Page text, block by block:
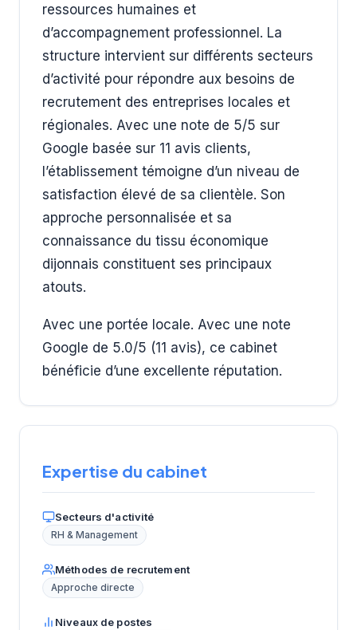
ressources humaines et
d’accompagnement professionnel. La
structure intervient sur différents secteurs
d’activité pour répondre aux besoins de
recrutement des entreprises locales et
régionales. Avec une note de 5/5 sur
Google basée sur 11 avis clients,
l’établissement témoigne d’un niveau de
satisfaction élevé de sa clientèle. Son
approche personnalisée et sa
connaissance du tissu économique
dijonnais constituent ses principaux
atouts.
Avec une portée locale. Avec une note
Google de 5.0/5 (11 avis), ce cabinet
bénéficie d’une excellente réputation.
Expertise du cabinet
Secteurs d'activité
RH & Management
Méthodes de recrutement
Approche directe
Niveaux de postes